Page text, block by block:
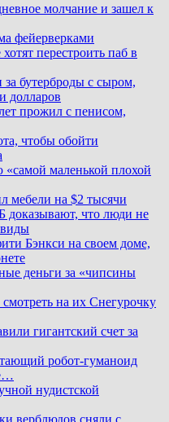
молчание и зашел к
фейерверками
перестроить паб в
за бутерброды с сыром,
долларов
прожил с пенисом,
чтобы обойти
маленькой плохой
мебели на $2 тысячи
доказывают, что люди не
Бэнкси на своем доме,
деньги за «чипсины
на их Снегурочку
гигантский счет за
робот-гуманоид
нудистской
верблюдов сняли с